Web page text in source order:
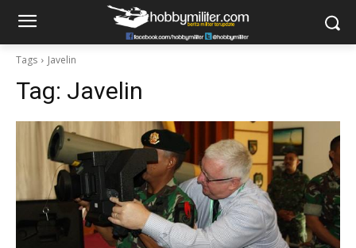
Tags Javelin
Tag: Javelin